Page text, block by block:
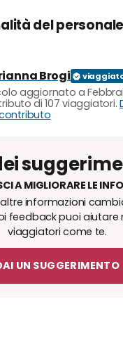
del personale
Brogi
aggiornato a
di 107 viaggiatori.
A MIGLIORARE LE
altre informazioni
feedback puoi aiutare
viaggiatori come te.
UN SUGGERIMENTO